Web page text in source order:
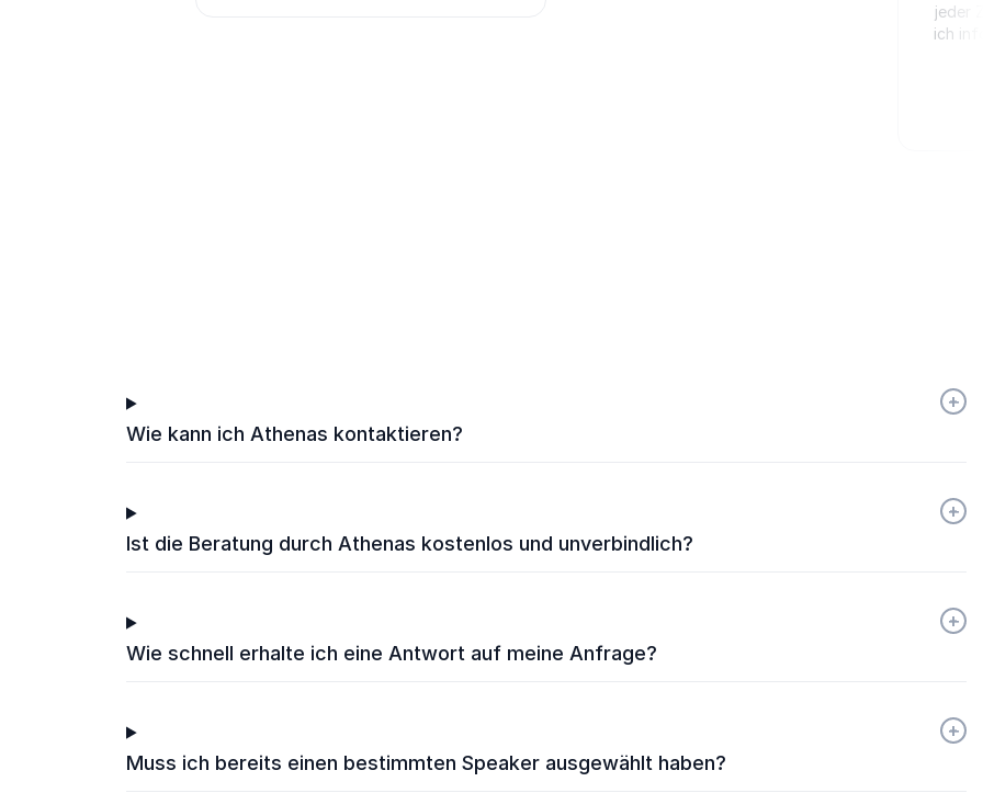
jeder
ich
Wie kann ich Athenas kontaktieren?
+
-
Ist die Beratung durch Athenas kostenlos und unverbindlich?
+
-
Wie schnell erhalte ich eine Antwort auf meine Anfrage?
+
-
Muss ich bereits einen bestimmten Speaker ausgewählt haben?
+
-